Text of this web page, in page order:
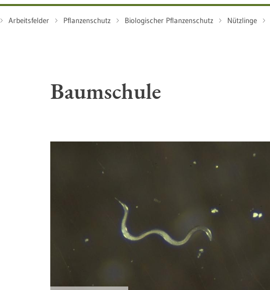
Arbeitsfelder Pflanzenschutz Biologischer Pflanzenschutz Nützlinge
Baumschule